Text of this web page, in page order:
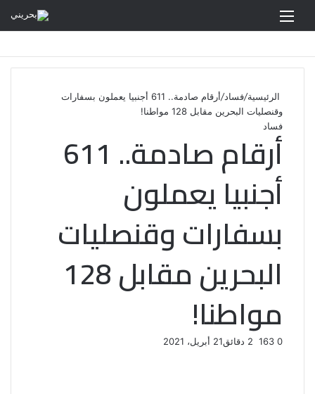
الرئيسية/فساد/
أرقام صادمة.. 611 أجنبيا يعملون بسفارات
وقنصليات البحرين مقابل 128 مواطنا!
فساد
أرقام صادمة.. 611
أجنبيا يعملون
بسفارات وقنصليات
البحرين مقابل 128
مواطنا!
21 أبريل، 2021 0